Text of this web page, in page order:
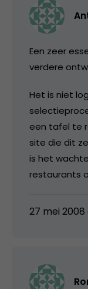
Een zeer
verdere
Het is niet
een tafel te
site die dit
is het
restaurants
27 mei 2008